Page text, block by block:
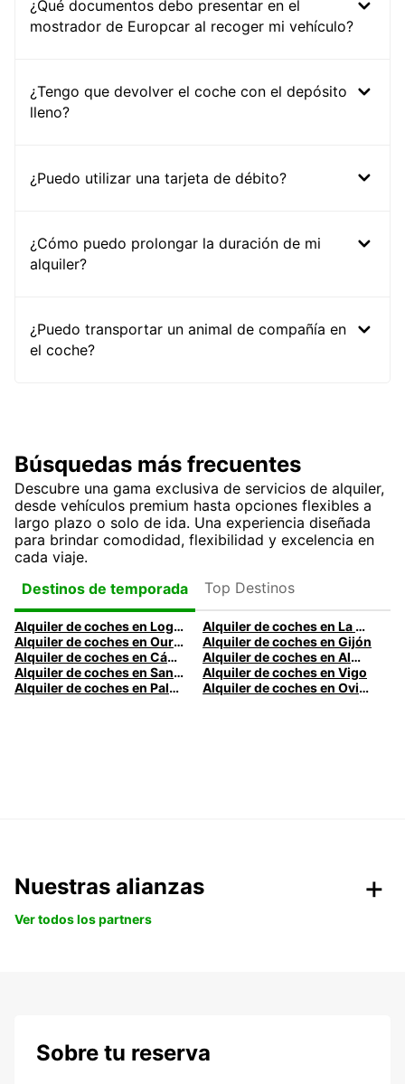
¿Qué documentos debo presentar en el
mostrador de Europcar al recoger mi vehículo?
¿Tengo que devolver el coche con el depósito
lleno?
¿Puedo utilizar una tarjeta de débito?
¿Cómo puedo prolongar la duración de mi
alquiler?
¿Puedo transportar un animal de compañía en
el coche?
Búsquedas más frecuentes
Descubre una gama exclusiva de servicios de alquiler,
desde vehículos premium hasta opciones flexibles a
largo plazo o solo de ida. Una experiencia diseñada
para brindar comodidad, flexibilidad y excelencia en
cada viaje.
Destinos de temporada
Top Destinos
Alquiler de coches en Logroño
Alquiler de coches en La Coruña
Alquiler de coches en Ourense
Alquiler de coches en Gijón
Alquiler de coches en Cádiz
Alquiler de coches en Almería
Alquiler de coches en Santander
Alquiler de coches en Vigo
Alquiler de coches en Palma
Alquiler de coches en Oviedo
Nuestras alianzas
Ver todos los partners
Sobre tu reserva